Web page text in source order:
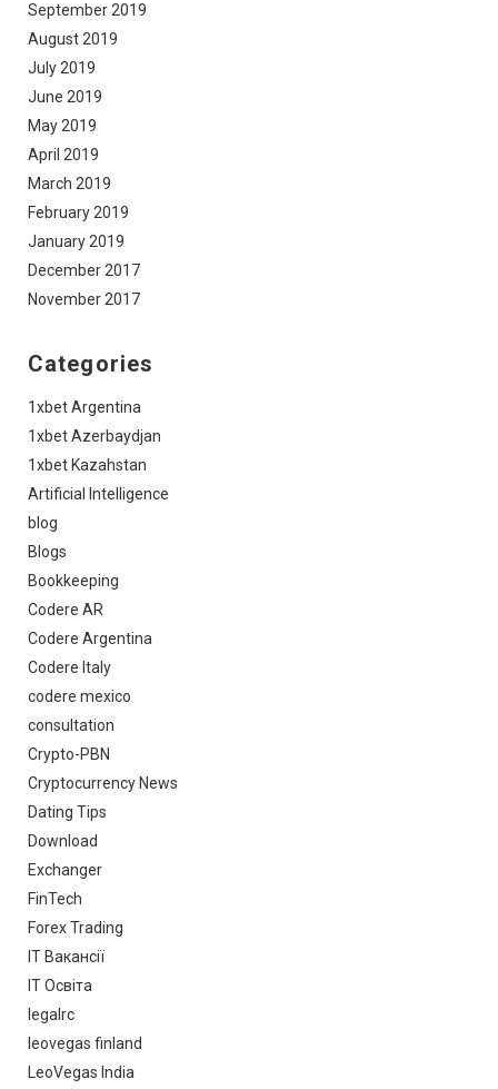
September 2019
August 2019
July 2019
June 2019
May 2019
April 2019
March 2019
February 2019
January 2019
December 2017
November 2017
Categories
1xbet Argentina
1xbet Azerbaydjan
1xbet Kazahstan
Artificial Intelligence
blog
Blogs
Bookkeeping
Codere AR
Codere Argentina
Codere Italy
codere mexico
consultation
Crypto-PBN
Cryptocurrency News
Dating Tips
Download
Exchanger
FinTech
Forex Trading
IT Вакансії
IT Освіта
legalrc
leovegas finland
LeoVegas India